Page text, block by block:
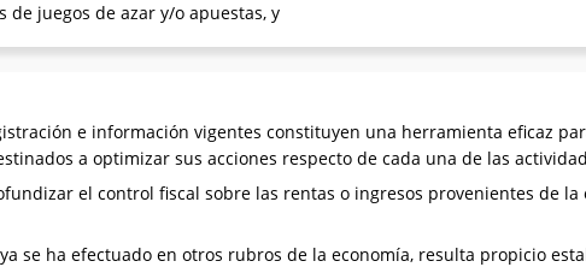
de juegos de azar y/o apuestas, y
e información vigentes constituyen una herramienta eficaz
a optimizar sus acciones respecto de cada una de las
el control fiscal sobre las rentas o ingresos provenientes de
se ha efectuado en otros rubros de la economía, resulta propicio